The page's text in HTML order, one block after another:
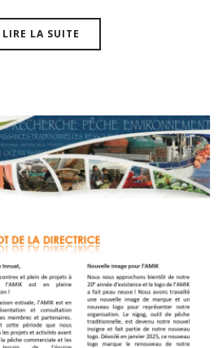
LIRE LA SUITE